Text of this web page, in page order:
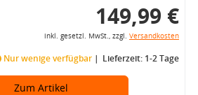
149,99 €
inkl. gesetzl. MwSt., zzgl. Versandkosten
Nur wenige verfügbar Lieferzeit: 1-2 Tage
Zum Artikel